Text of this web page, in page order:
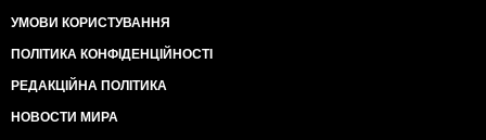
УМОВИ КОРИСТУВАННЯ
ПОЛІТИКА КОНФІДЕНЦІЙНОСТІ
РЕДАКЦІЙНА ПОЛІТИКА
НОВОСТИ МИРА